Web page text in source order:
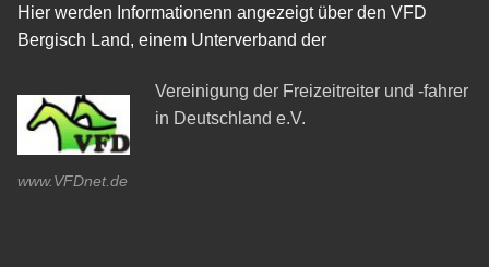
Hier werden Informationenn angezeigt über den VFD
Bergisch Land, einem Unterverband der
www.VFDnet.de
Vereinigung der Freizeitreiter und -fahrer
in Deutschland e.V.